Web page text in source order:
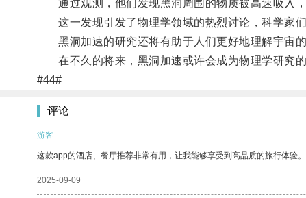
通过观测，他们发现黑洞周围的物质被高速吸入，
这一发现引发了物理学领域的热烈讨论，科学家们
黑洞加速的研究还将有助于人们更好地理解宇宙的
在不久的将来，黑洞加速或许会成为物理学研究的
#44#
评论
游客
这款app的酒店、餐厅推荐非常有用，让我能够享受到高品质的旅行体验。
2025-09-09